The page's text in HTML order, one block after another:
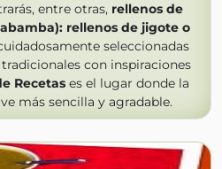
entre otras, rellenos de
rellenos de jigote o
seleccionadas
con inspiraciones
Recetases el lugar donde la
más sencilla y agradable.